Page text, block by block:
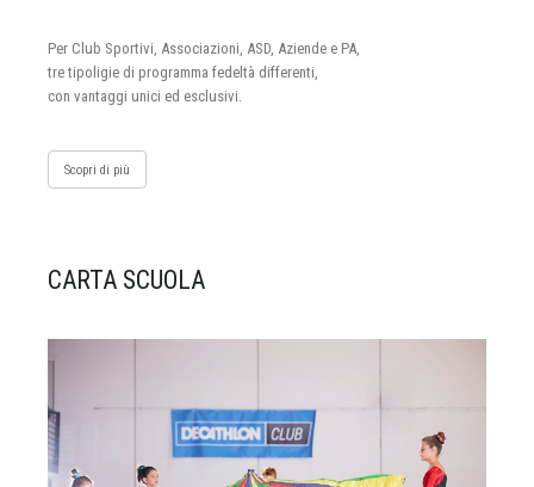
Per Club Sportivi, Associazioni, ASD, Aziende e PA,
tre tipoligie di programma fedeltà differenti,
con vantaggi unici ed esclusivi.
Scopri di più
CARTA SCUOLA